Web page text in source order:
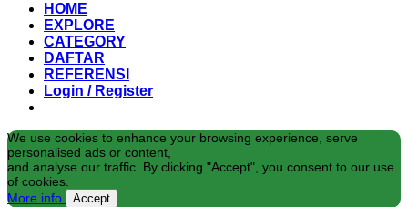
HOME
EXPLORE
CATEGORY
DAFTAR
REFERENSI
Login / Register
We use cookies to enhance your browsing experience, serve
personalised ads or content,
and analyse our traffic. By clicking "Accept", you consent to our use
of cookies.
More info
Accept